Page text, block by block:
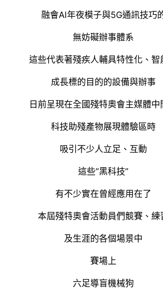
融會AI年夜模子與5G通訊技巧
無妨礙辦事體系
這些代表著殘疾人輔具特性化、智
成長標的目的的設備與辦事
日前呈現在全國殘特奧會主媒體中
科技助殘產物展現體驗區時
吸引不少人立足、互動
這些“黑科技”
有不少實在曾經應用在了
本屆殘特奧會活動員們競賽、練
及生涯的各個場景中
賽場上
六足導盲機械狗